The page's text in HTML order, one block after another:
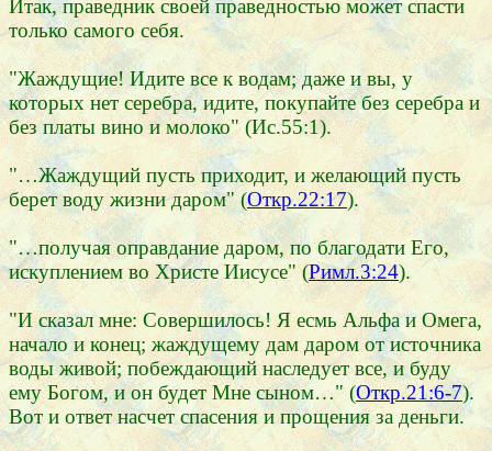
Итак, праведник своей праведностью может спасти
только самого себя.
"Жаждущие! Идите все к водам; даже и вы, у
которых нет серебра, идите, покупайте без серебра и
без платы вино и молоко" (Ис.55:1).
"…Жаждущий пусть приходит, и желающий пусть
берет воду жизни даром" (Откр.22:17).
"…получая оправдание даром, по благодати Его,
искуплением во Христе Иисусе" (Римл.3:24).
"И сказал мне: Совершилось! Я есмь Альфа и Омега,
начало и конец; жаждущему дам даром от источника
воды живой; побеждающий наследует все, и буду
ему Богом, и он будет Мне сыном…" (Откр.21:6-7).
Вот и ответ насчет спасения и прощения за деньги.